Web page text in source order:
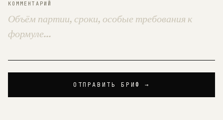
КОММЕНТАРИЙ
ОТПРАВИТЬ БРИФ →